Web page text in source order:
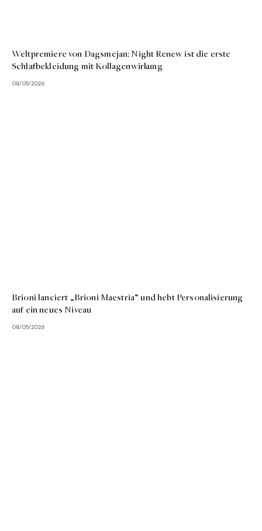
Weltpremiere von Dagsmejan: Night Renew ist die erste
Schlafbekleidung mit Kollagenwirkung
08/05/2026
Brioni lanciert „Brioni Maestria“ und hebt Personalisierung
auf ein neues Niveau
08/05/2026